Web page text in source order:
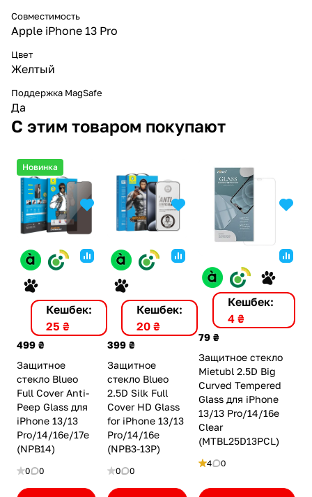
Совместимость
Apple iPhone 13 Pro
Цвет
Желтый
Поддержка MagSafe
Да
С этим товаром покупают
Новинка
Кешбек:
25 ₴
499 ₴
Защитное
стекло Blueo
Full Cover Anti-
Peep Glass для
iPhone 13/13
Pro/14/16e/17e
(NPB14)
0 0
Кешбек:
20 ₴
399 ₴
Защитное
стекло Blueo
2.5D Silk Full
Cover HD Glass
for iPhone 13/13
Pro/14/16e
(NPB3-13P)
0 0
Кешбек:
4 ₴
79 ₴
Защитное стекло
Mietubl 2.5D Big
Curved Tempered
Glass для iPhone
13/13 Pro/14/16e
Clear
(MTBL25D13PCL)
4 0